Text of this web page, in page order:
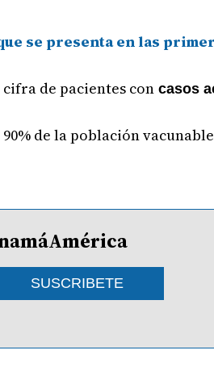
se presenta en las
cifra de pacientes con casos
de la población
SUSCRIBETE